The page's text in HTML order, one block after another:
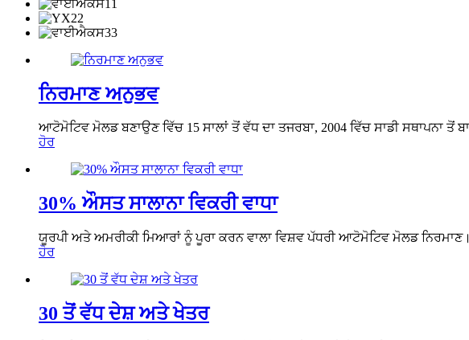
ਨਿਰਮਾਣ ਅਨੁਭਵ
ਆਟੋਮੋਟਿਵ ਮੋਲਡ ਬਣਾਉਣ ਵਿੱਚ 15 ਸਾਲਾਂ ਤੋਂ ਵੱਧ ਦਾ ਤਜਰਬਾ, 2004 ਵਿੱਚ ਸਾਡੀ
ਹੋਰ
30% ਔਸਤ ਸਾਲਾਨਾ ਵਿਕਰੀ ਵਾਧਾ
ਯੂਰਪੀ ਅਤੇ ਅਮਰੀਕੀ ਮਿਆਰਾਂ ਨੂੰ ਪੂਰਾ ਕਰਨ ਵਾਲਾ ਵਿਸ਼ਵ ਪੱਧਰੀ ਆਟੋਮੋਟਿਵ ਮੋਲਡ ਨਿਰਮਾਣ।
ਹੋਰ
30 ਤੋਂ ਵੱਧ ਦੇਸ਼ ਅਤੇ ਖੇਤਰ